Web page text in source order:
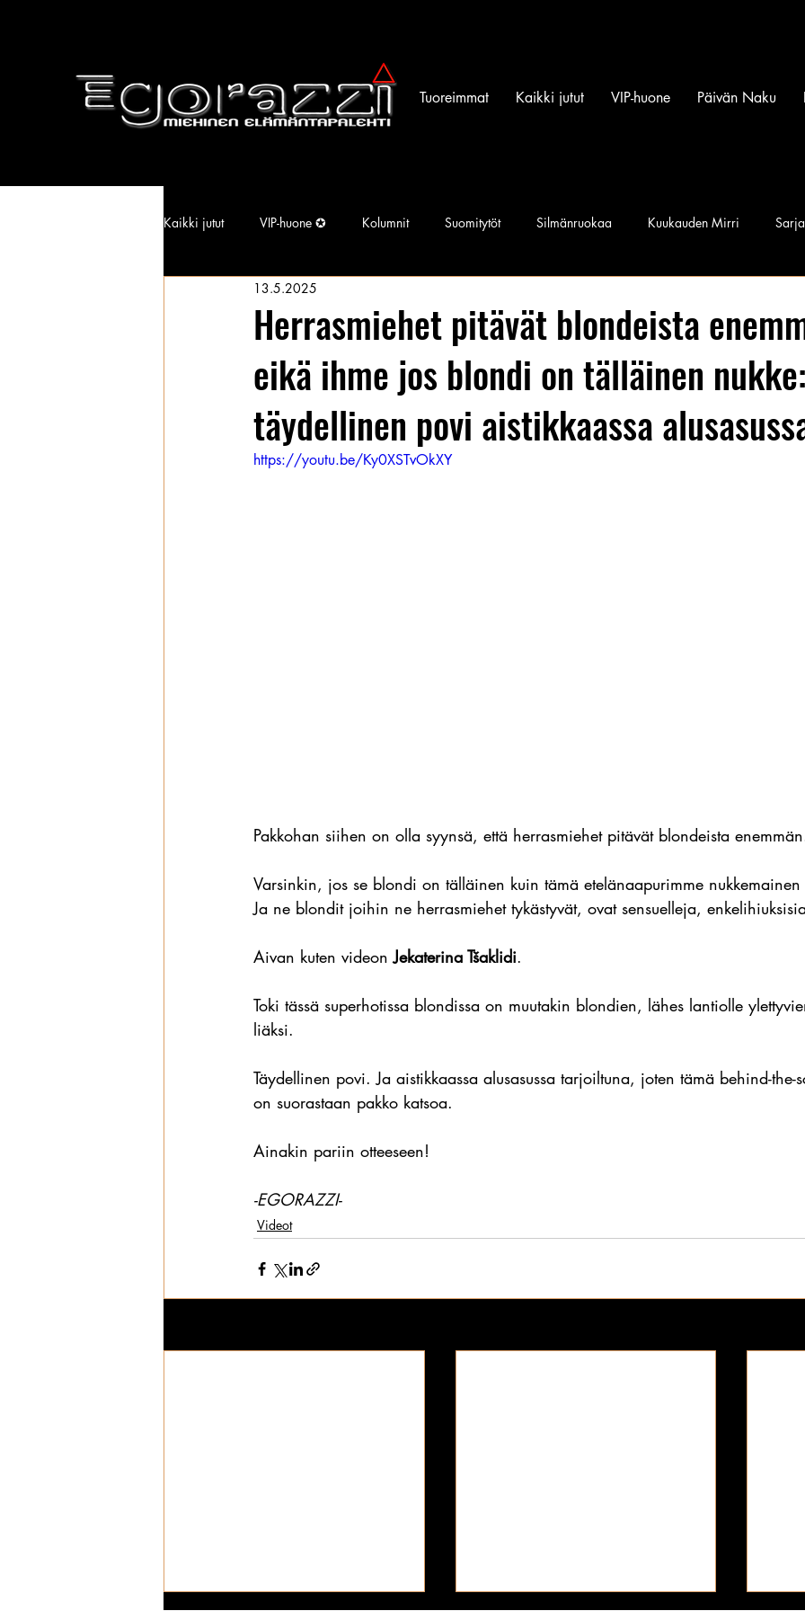
Tuoreimmat Kaikki jutut VIP-huone Päivän Naku
Kaikki jutut VIP-huone ✪ Kolumnit Suomitytöt Silmänruokaa Kuukauden Mirri
Supermallimainen pimu
Kansallisarkisto Aina Simonen Jan I. Somela e-Babe Mallit Penkkiurheilu Annie
Herrasmiehet pitävät blondeista
eikä ihme jos blondi on tälläinen
täydellinen povi aistikkaassa
13.5.2025
https://youtu.be/Ky0XSTvOkXY
Pakkohan siihen on olla syynsä, että herrasmiehet pitävät blondeista
Varsinkin, jos se blondi on tälläinen kuin tämä etelänaapurimme
Ja ne blondit joihin ne herrasmiehet tykästyvät, ovat sensuelleja,
Aivan kuten videon Jekaterina Tšaklidi.
Toki tässä superhotissa blondissa on muutakin blondien, lähes lantiolle
liäksi.
Täydellinen povi. Ja aistikkaassa alusasussa tarjoiltuna, joten tämä behind-the-
on suorastaan pakko katsoa.
Ainakin pariin otteeseen!
-EGORAZZI-
Videot